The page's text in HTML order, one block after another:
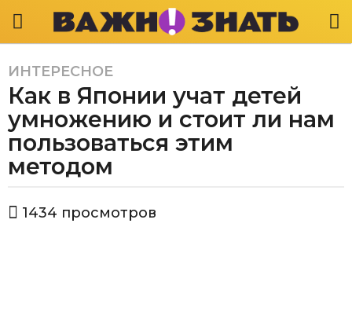
6
л
т
a
g
6
л
ИНТЕРЕСНОЕ
Как в Японии учат детей
умножению и стоит ли нам
пользоваться этим
методом
в
1434 просмотров